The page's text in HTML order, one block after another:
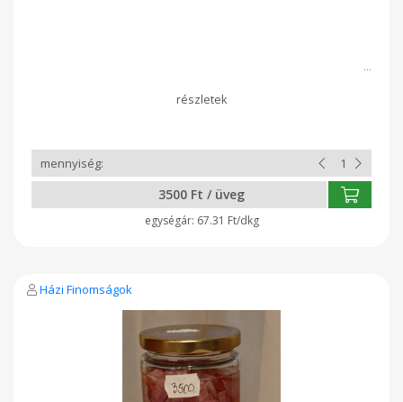
3500 Ft / üveg
67.31 Ft/dkg
Házi Finomságok